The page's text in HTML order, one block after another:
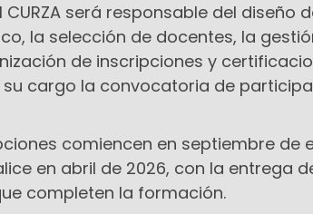
será responsable del diseño
la selección de docentes, la
de inscripciones y
cargo la convocatoria de
comiencen en septiembre de
en abril de 2026, con la entrega
completen la formación.